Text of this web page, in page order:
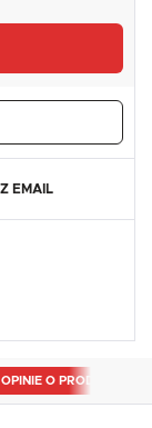
EMAIL
OPINIE O PRODUKCIE